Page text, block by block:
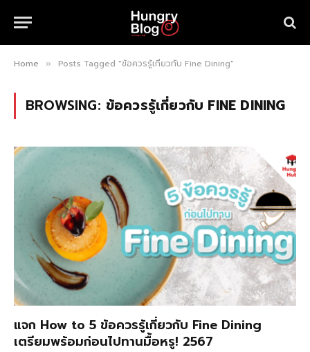
Home » Posts Tagged "ข้อควรรู้เกี่ยวกับ Fine Dining"
BROWSING: ข้อควรรู้เกี่ยวกับ FINE DINING
แจก How to 5 ข้อควรรู้เกี่ยวกับ Fine Dining
เตรียมพร้อมก่อนไปทานมื้อหรู! 2567